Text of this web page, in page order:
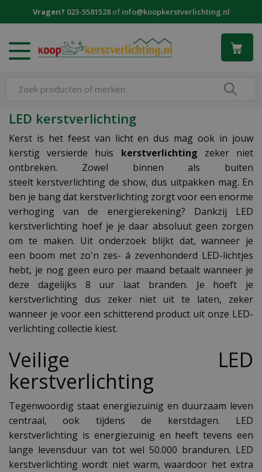
Vragen? 023-5581528ofinfo@koopkerstverlichting.nl
LED kerstverlichting
Kerst is het feest van licht en dus mag ook in jouw
kerstig versierde huis kerstverlichting zeker niet
ontbreken. Zowel binnen als buiten
steelt kerstverlichting de show, dus uitpakken mag. En
ben je bang dat kerstverlichting zorgt voor een enorme
verhoging van de energierekening? Dankzij LED
kerstverlichting hoef je je daar absoluut geen zorgen
om te maken. Uit onderzoek blijkt dat, wanneer je
een boom met zo'n zes- á zevenhonderd LED-lichtjes
hebt, je nog geen euro per maand betaalt wanneer je
deze dagelijks 8 uur laat branden. Je hoeft je
kerstverlichting dus zeker niet uit te laten, zeker
wanneer je voor een schitterend product uit onze LED-
verlichting collectie kiest.
Veilige LED
kerstverlichting
Tegenwoordig staat energiezuinig en duurzaam leven
centraal, ook tijdens de kerstdagen. LED
kerstverlichting is energiezuinig en heeft tevens een
lange levensduur van tot wel 50.000 branduren. LED
kerstverlichting wordt niet warm, waardoor het extra